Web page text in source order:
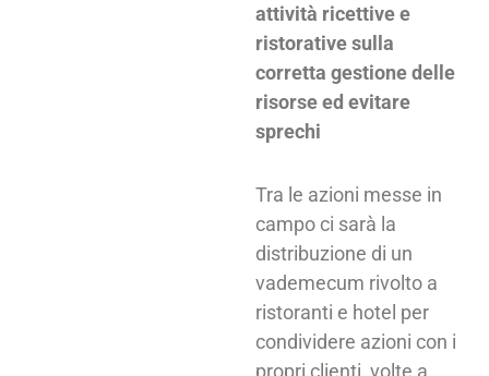
attività ricettive e
ristorative sulla
corretta gestione delle
risorse ed evitare
sprechi
Tra le azioni messe in
campo ci sarà la
distribuzione di un
vademecum rivolto a
ristoranti e hotel per
condividere azioni con i
propri clienti, volte a